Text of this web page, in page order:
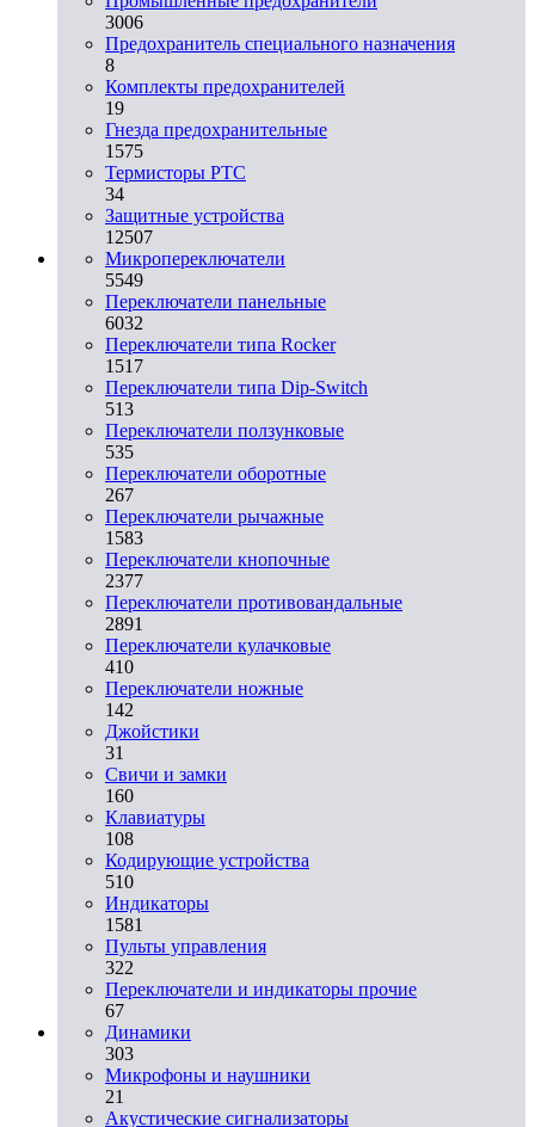
3006
Предохранитель специального назначения
8
Комплекты предохранителей
19
Гнезда предохранительные
1575
Термисторы PTC
34
Защитные устройства
12507
Микропереключатели
5549
Переключатели панельные
6032
Переключатели типа Rocker
1517
Переключатели типа Dip-Switch
513
Переключатели ползунковые
535
Переключатели оборотные
267
Переключатели рычажные
1583
Переключатели кнопочные
2377
Переключатели противовандальные
2891
Переключатели кулачковые
410
Переключатели ножные
142
Джойстики
31
Свичи и замки
160
Клавиатуры
108
Кодирующие устройства
510
Индикаторы
1581
Пульты управления
322
Переключатели и индикаторы прочие
67
Динамики
303
Микрофоны и наушники
21
Акустические сигнализаторы